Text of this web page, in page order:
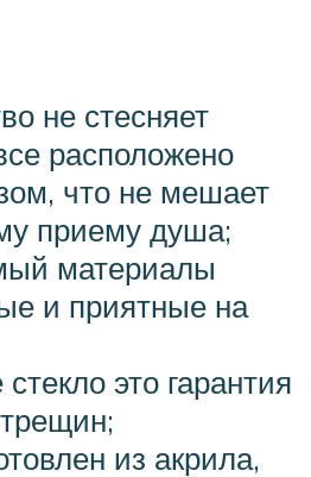
не стесняет
расположено
что не мешает
приему душа;
материалы
и приятные на
это гарантия
из акрила,